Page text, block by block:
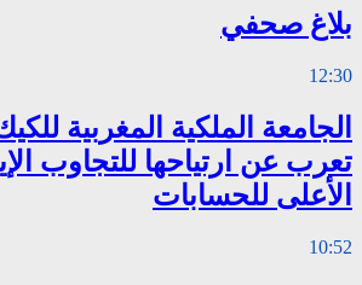
بلاغ صحفي
12:30
الجامعة الملكية المغربية
تعرب عن ارتياحها للتجاوب
الأعلى للحسابات
10:52